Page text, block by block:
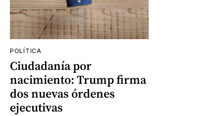
POLÍTICA
Ciudadanía por
nacimiento: Trump firma
dos nuevas órdenes
ejecutivas